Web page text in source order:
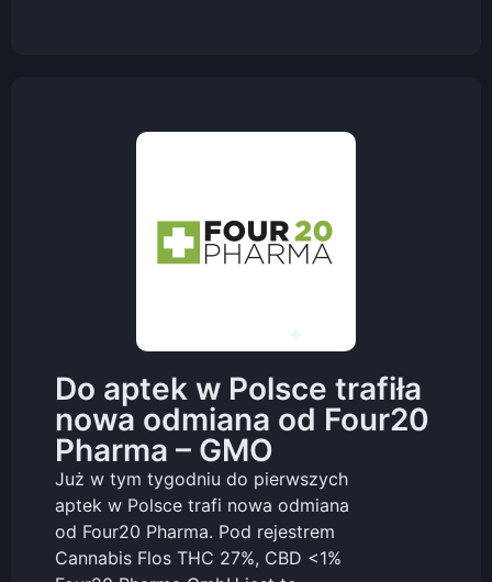
Do aptek w Polsce trafiła
nowa odmiana od Four20
Pharma – GMO
Już w tym tygodniu do pierwszych
aptek w Polsce trafi nowa odmiana
od Four20 Pharma. Pod rejestrem
Cannabis Flos THC 27%, CBD <1%